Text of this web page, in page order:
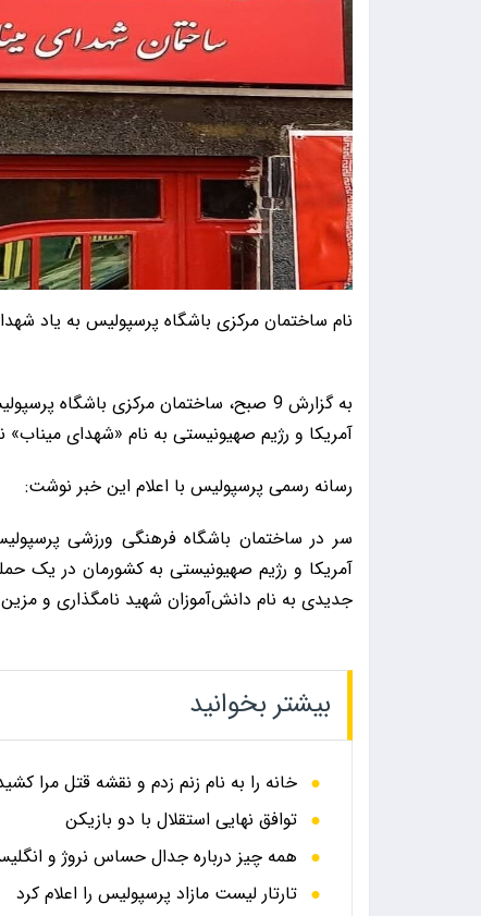
نام ساختمان مرکزی باشگاه پرسپولیس به یاد
آمریکا و رژیم صهیونیستی به نام «شهدای میناب»
رسانه رسمی پرسپولیس با اعلام این خبر نوشت:
آمریکا و رژیم صهیونیستی به کشورمان در یک
جدیدی به نام دانش‌آموزان شهید نامگذاری و
بیشتر بخوانید
خانه را به نام زنم زدم و نقشه قتل مرا
توافق نهایی استقلال با دو بازیکن
همه چیز درباره جدال حساس نروژ و انگلیس
تارتار لیست مازاد پرسپولیس را اعلام کرد